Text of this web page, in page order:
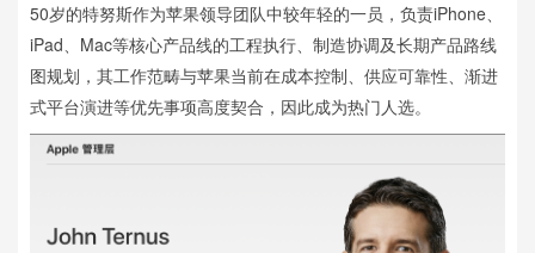
50岁的特努斯作为苹果领导团队中较年轻的一员，负责iPhone、
iPad、Mac等核心产品线的工程执行、制造协调及长期产品路线
图规划，其工作范畴与苹果当前在成本控制、供应可靠性、渐进
式平台演进等优先事项高度契合，因此成为热门人选。